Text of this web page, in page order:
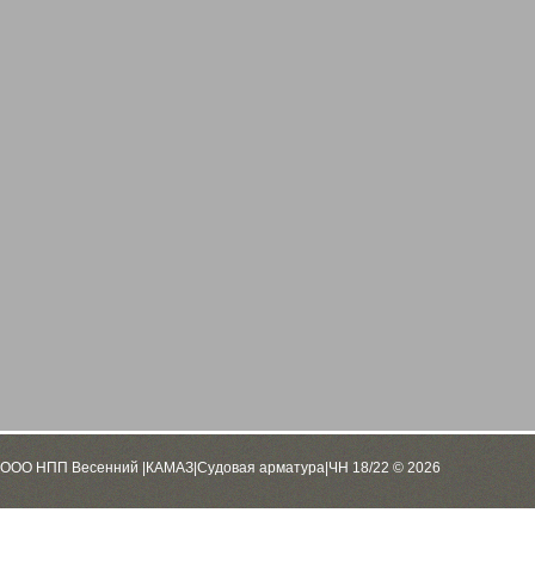
ООО НПП Весенний |КАМАЗ|Судовая арматура|ЧН 18/22 © 2026